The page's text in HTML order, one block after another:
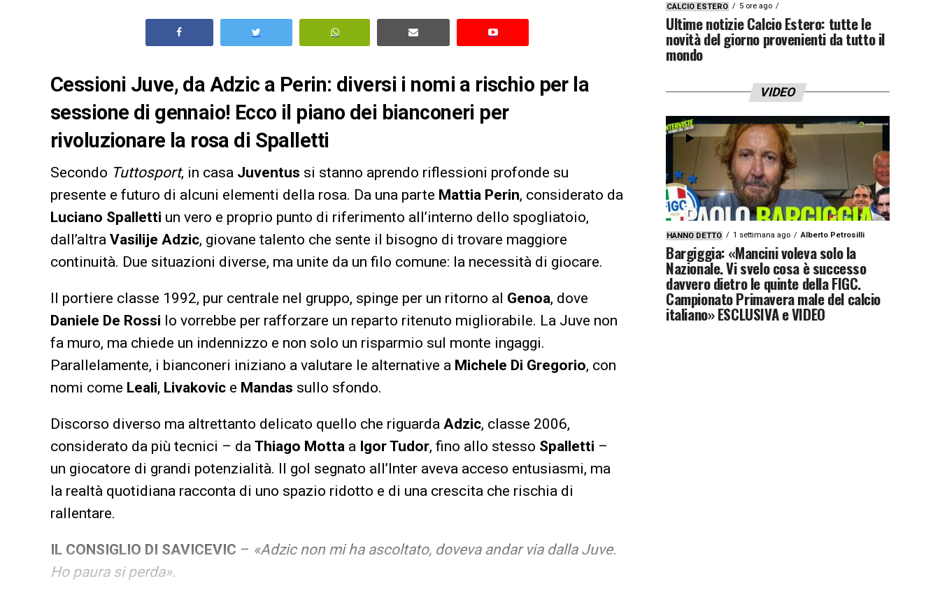
Cessioni Juve, da Adzic a Perin: diversi i nomi a rischio per la
sessione di gennaio! Ecco il piano dei bianconeri per
rivoluzionare la rosa di Spalletti
Secondo Tuttosport, in casa Juventus si stanno aprendo riflessioni profonde su
presente e futuro di alcuni elementi della rosa. Da una parte Mattia Perin, considerato da
Luciano Spalletti un vero e proprio punto di riferimento all’interno dello spogliatoio,
dall’altra Vasilije Adzic, giovane talento che sente il bisogno di trovare maggiore
continuità. Due situazioni diverse, ma unite da un filo comune: la necessità di giocare.
Il portiere classe 1992, pur centrale nel gruppo, spinge per un ritorno al Genoa, dove
Daniele De Rossi lo vorrebbe per rafforzare un reparto ritenuto migliorabile. La Juve non
fa muro, ma chiede un indennizzo e non solo un risparmio sul monte ingaggi.
Parallelamente, i bianconeri iniziano a valutare le alternative a Michele Di Gregorio, con
nomi come Leali, Livakovic e Mandas sullo sfondo.
Discorso diverso ma altrettanto delicato quello che riguarda Adzic, classe 2006,
considerato da più tecnici – da Thiago Motta a Igor Tudor, fino allo stesso Spalletti –
un giocatore di grandi potenzialità. Il gol segnato all’Inter aveva acceso entusiasmi, ma
la realtà quotidiana racconta di uno spazio ridotto e di una crescita che rischia di
rallentare.
IL CONSIGLIO DI SAVICEVIC – «Adzic non mi ha ascoltato, doveva andar via dalla Juve.
Ho paura si perda».
CALCIO ESTERO 5 ore ago
Ultime notizie Calcio Estero: tutte le
novità del giorno provenienti da tutto il
mondo
VIDEO
HANNO DETTO 1 settimana ago Alberto Petrosilli
Bargiggia: «Mancini voleva solo la
Nazionale. Vi svelo cosa è successo
davvero dietro le quinte della FIGC.
Campionato Primavera male del calcio
italiano» ESCLUSIVA e VIDEO